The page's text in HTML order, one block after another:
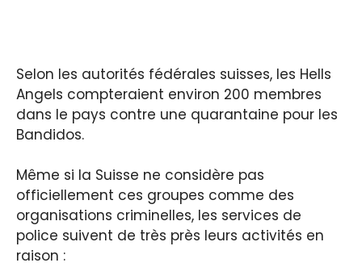
Selon les autorités fédérales suisses, les Hells
Angels compteraient environ 200 membres
dans le pays contre une quarantaine pour les
Bandidos.
Même si la Suisse ne considère pas
officiellement ces groupes comme des
organisations criminelles, les services de
police suivent de très près leurs activités en
raison :